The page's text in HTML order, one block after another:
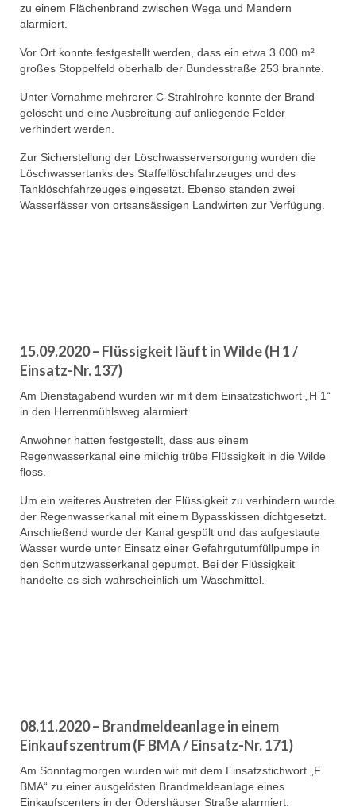
zu einem Flächenbrand zwischen Wega und Mandern
alarmiert.
Vor Ort konnte festgestellt werden, dass ein etwa 3.000 m²
großes Stoppelfeld oberhalb der Bundesstraße 253 brannte.
Unter Vornahme mehrerer C-Strahlrohre konnte der Brand
gelöscht und eine Ausbreitung auf anliegende Felder
verhindert werden.
Zur Sicherstellung der Löschwasserversorgung wurden die
Löschwassertanks des Staffellöschfahrzeuges und des
Tanklöschfahrzeuges eingesetzt. Ebenso standen zwei
Wasserfässer von ortsansässigen Landwirten zur Verfügung.
15.09.2020 – Flüssigkeit läuft in Wilde (H 1 /
Einsatz-Nr. 137)
Am Dienstagabend wurden wir mit dem Einsatzstichwort „H 1“
in den Herrenmühlsweg alarmiert.
Anwohner hatten festgestellt, dass aus einem
Regenwasserkanal eine milchig trübe Flüssigkeit in die Wilde
floss.
Um ein weiteres Austreten der Flüssigkeit zu verhindern wurde
der Regenwasserkanal mit einem Bypasskissen dichtgesetzt.
Anschließend wurde der Kanal gespült und das aufgestaute
Wasser wurde unter Einsatz einer Gefahrgutumfüllpumpe in
den Schmutzwasserkanal gepumpt. Bei der Flüssigkeit
handelte es sich wahrscheinlich um Waschmittel.
08.11.2020 – Brandmeldeanlage in einem
Einkaufszentrum (F BMA / Einsatz-Nr. 171)
Am Sonntagmorgen wurden wir mit dem Einsatzstichwort „F
BMA“ zu einer ausgelösten Brandmeldeanlage eines
Einkaufscenters in der Odershäuser Straße alarmiert.